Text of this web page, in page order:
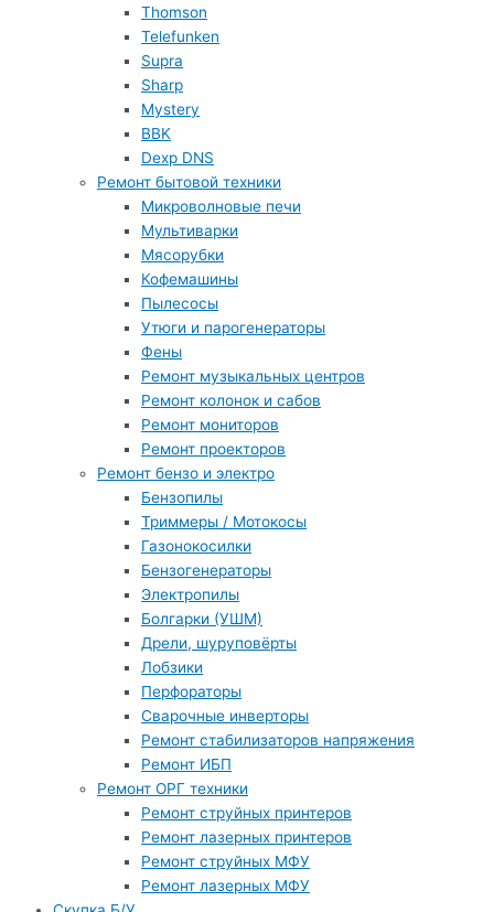
Thomson
Telefunken
Supra
Sharp
Mystery
BBK
Dexp DNS
Ремонт бытовой техники
Микроволновые печи
Мультиварки
Мясорубки
Кофемашины
Пылесосы
Утюги и парогенераторы
Фены
Ремонт музыкальных центров
Ремонт колонок и сабов
Ремонт мониторов
Ремонт проекторов
Ремонт бензо и электро
Бензопилы
Триммеры / Мотокосы
Газонокосилки
Бензогенераторы
Электропилы
Болгарки (УШМ)
Дрели, шуруповёрты
Лобзики
Перфораторы
Сварочные инверторы
Ремонт стабилизаторов напряжения
Ремонт ИБП
Ремонт ОРГ техники
Ремонт струйных принтеров
Ремонт лазерных принтеров
Ремонт струйных МФУ
Ремонт лазерных МФУ